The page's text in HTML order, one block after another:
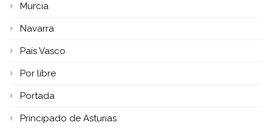
Murcia
Navarra
País Vasco
Por libre
Portada
Principado de Asturias